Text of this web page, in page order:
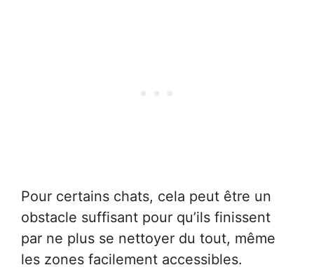
Pour certains chats, cela peut être un
obstacle suffisant pour qu’ils finissent
par ne plus se nettoyer du tout, même
les zones facilement accessibles.